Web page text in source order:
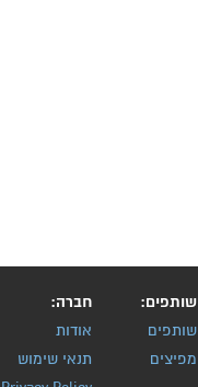
שותפים:
שותפים
מפיצים
חברה:
אודות
תנאי שימוש